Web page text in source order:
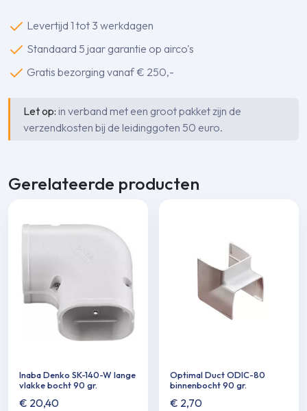
90
gr.
aantal
Levertijd 1 tot 3 werkdagen
Standaard 5 jaar garantie op airco's
Gratis bezorging vanaf € 250,-
Let op: in verband met een groot pakket zijn de
verzendkosten bij de leidinggoten 50 euro.
Gerelateerde producten
Inaba Denko SK-140-W lange
vlakke bocht 90 gr.
€ 20,40
Optimal Duct ODIC-80
binnenbocht 90 gr.
€ 2,70